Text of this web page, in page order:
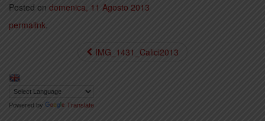
Posted on domenica, 11 Agosto 2013
permalink.
IMG_1431_Calici2013
Powered by Translate